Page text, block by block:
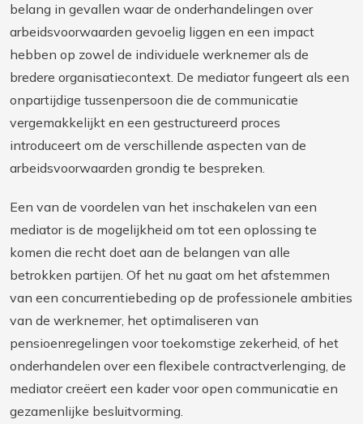
belang in gevallen waar de onderhandelingen over
arbeidsvoorwaarden gevoelig liggen en een impact
hebben op zowel de individuele werknemer als de
bredere organisatiecontext. De mediator fungeert als een
onpartijdige tussenpersoon die de communicatie
vergemakkelijkt en een gestructureerd proces
introduceert om de verschillende aspecten van de
arbeidsvoorwaarden grondig te bespreken.
Een van de voordelen van het inschakelen van een
mediator is de mogelijkheid om tot een oplossing te
komen die recht doet aan de belangen van alle
betrokken partijen. Of het nu gaat om het afstemmen
van een concurrentiebeding op de professionele ambities
van de werknemer, het optimaliseren van
pensioenregelingen voor toekomstige zekerheid, of het
onderhandelen over een flexibele contractverlenging, de
mediator creëert een kader voor open communicatie en
gezamenlijke besluitvorming.